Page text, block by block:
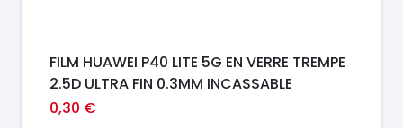
FILM HUAWEI P40 LITE 5G EN VERRE TREMPE
2.5D ULTRA FIN 0.3MM INCASSABLE
0,30 €